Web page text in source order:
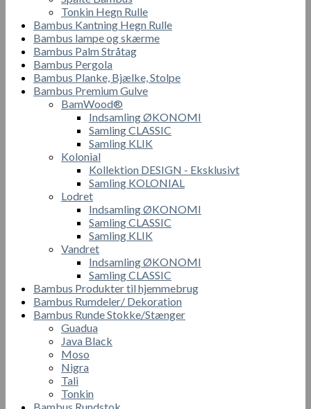
Tonkin Hegn Rulle
Bambus Kantning Hegn Rulle
Bambus lampe og skærme
Bambus Palm Stråtag
Bambus Pergola
Bambus Planke, Bjælke, Stolpe
Bambus Premium Gulve
BamWood®
Indsamling ØKONOMI
Samling CLASSIC
Samling KLIK
Kolonial
Kollektion DESIGN - Eksklusivt
Samling KOLONIAL
Lodret
Indsamling ØKONOMI
Samling CLASSIC
Samling KLIK
Vandret
Indsamling ØKONOMI
Samling CLASSIC
Bambus Produkter til hjemmebrug
Bambus Rumdeler/ Dekoration
Bambus Runde Stokke/Stænger
Guadua
Java Black
Moso
Nigra
Tali
Tonkin